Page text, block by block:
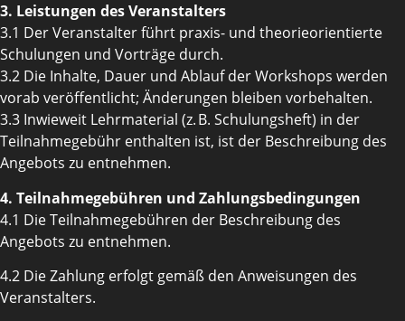
3. Leistungen des Veranstalters
3.1 Der Veranstalter führt praxis- und theorieorientierte
Schulungen und Vorträge durch.
3.2 Die Inhalte, Dauer und Ablauf der Workshops werden
vorab veröffentlicht; Änderungen bleiben vorbehalten.
3.3 Inwieweit Lehrmaterial (z. B. Schulungsheft) in der
Teilnahmegebühr enthalten ist, ist der Beschreibung des
Angebots zu entnehmen.
4. Teilnahmegebühren und Zahlungsbedingungen
4.1 Die Teilnahmegebühren der Beschreibung des
Angebots zu entnehmen.
4.2 Die Zahlung erfolgt gemäß den Anweisungen des
Veranstalters.